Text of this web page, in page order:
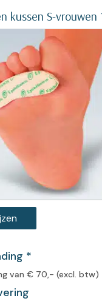
kussen S-vrouwen
*
van € 70,- (excl. btw)